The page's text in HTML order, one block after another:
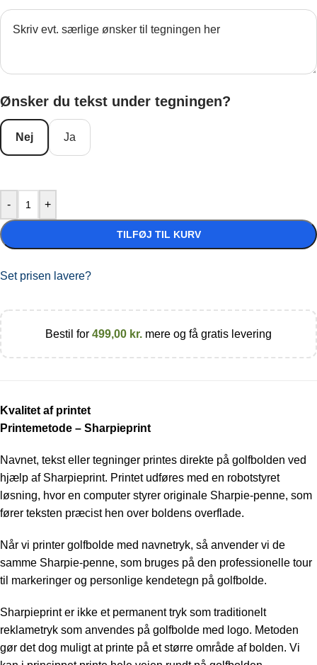
Ønsker du tekst under tegningen?
Nej Ja
- +
TILFØJ TIL KURV
Set prisen lavere?
Bestil for 499,00 kr. mere og få gratis levering
Kvalitet af printet
Printemetode – Sharpieprint
Navnet, tekst eller tegninger printes direkte på golfbolden ved
hjælp af Sharpieprint. Printet udføres med en robotstyret
løsning, hvor en computer styrer originale Sharpie-penne, som
fører teksten præcist hen over boldens overflade.
Når vi printer golfbolde med navnetryk, så anvender vi de
samme Sharpie-penne, som bruges på den professionelle tour
til markeringer og personlige kendetegn på golfbolde.
Sharpieprint er ikke et permanent tryk som traditionelt
reklametryk som anvendes på golfbolde med logo. Metoden
gør det dog muligt at printe på et større område af bolden. Vi